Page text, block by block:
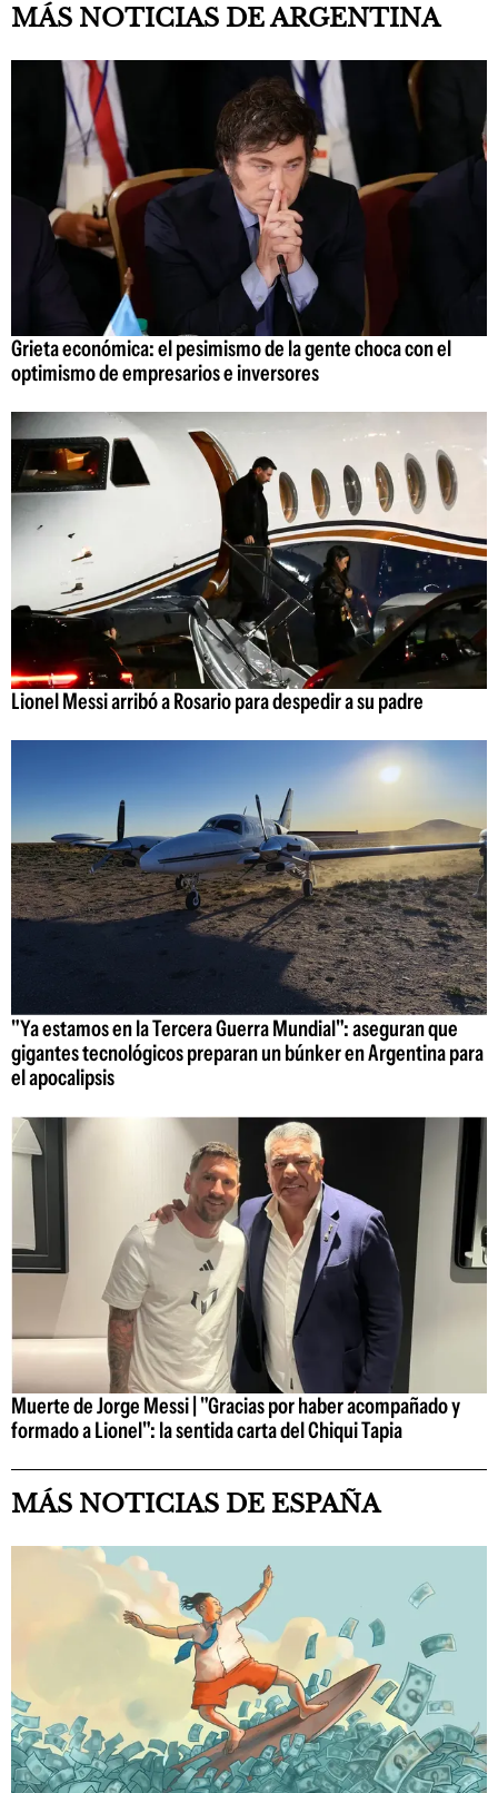
MÁS NOTICIAS DE ARGENTINA
Grieta económica: el pesimismo de la gente choca con el
optimismo de empresarios e inversores
Lionel Messi arribó a Rosario para despedir a su padre
"Ya estamos en la Tercera Guerra Mundial": aseguran que
gigantes tecnológicos preparan un búnker en Argentina para
el apocalipsis
Muerte de Jorge Messi | "Gracias por haber acompañado y
formado a Lionel": la sentida carta del Chiqui Tapia
MÁS NOTICIAS DE ESPAÑA